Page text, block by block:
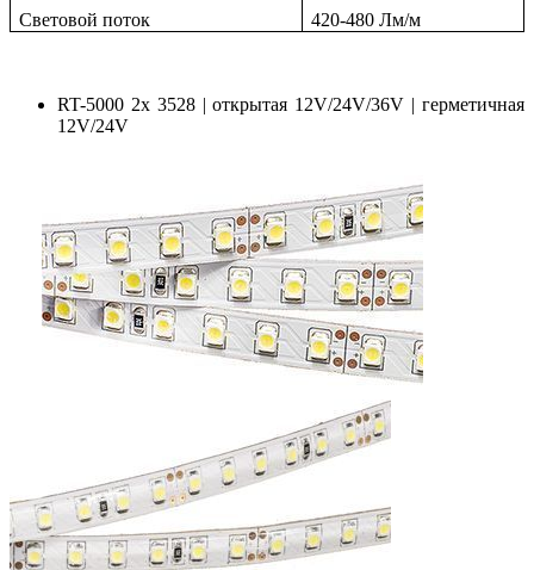
Световой поток 420-480 Лм/м
RT-5000 2x 3528 | открытая 12V/24V/36V | герметичная
12V/24V